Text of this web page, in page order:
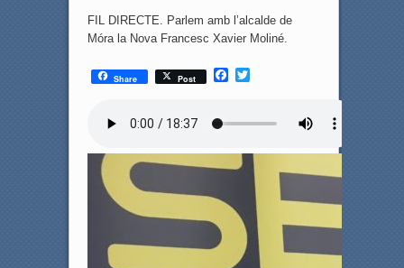
FIL DIRECTE. Parlem amb l’alcalde de
Móra la Nova Francesc Xavier Moliné.
Share Post
F
k
T
r